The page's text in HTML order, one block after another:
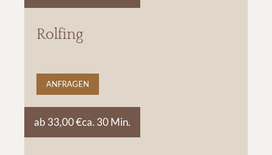
Rolfing
ANFRAGEN
ab 33,00 €ca. 30 Min.